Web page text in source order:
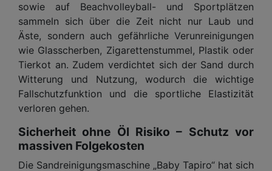
sowie auf Beachvolleyball- und Sportplätzen
sammeln sich über die Zeit nicht nur Laub und
Äste, sondern auch gefährliche Verunreinigungen
wie Glasscherben, Zigarettenstummel, Plastik oder
Tierkot an. Zudem verdichtet sich der Sand durch
Witterung und Nutzung, wodurch die wichtige
Fallschutzfunktion und die sportliche Elastizität
verloren gehen.
Sicherheit ohne Öl Risiko – Schutz vor
massiven Folgekosten
Die Sandreinigungsmaschine „Baby Tapiro“ hat sich